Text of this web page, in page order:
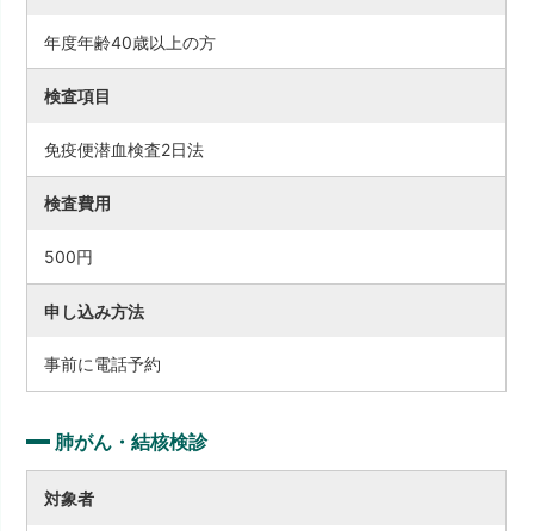
年度年齢40歳以上の方
検査項目
免疫便潜血検査2日法
検査費用
500円
申し込み方法
事前に電話予約
肺がん・結核検診
対象者